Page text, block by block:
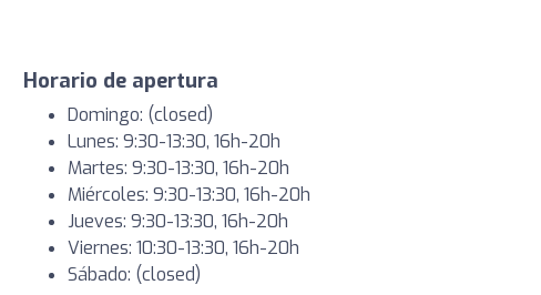
Horario de apertura
Domingo: (closed)
Lunes: 9:30-13:30, 16h-20h
Martes: 9:30-13:30, 16h-20h
Miércoles: 9:30-13:30, 16h-20h
Jueves: 9:30-13:30, 16h-20h
Viernes: 10:30-13:30, 16h-20h
Sábado: (closed)